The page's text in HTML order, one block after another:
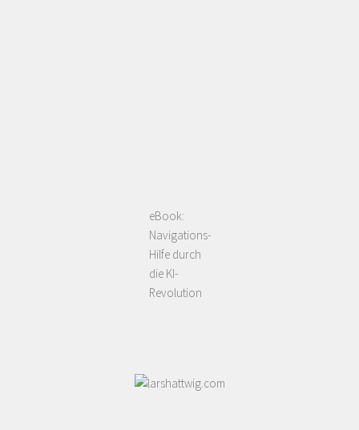
eBook:
Navigations-
Hilfe durch
die KI-
Revolution